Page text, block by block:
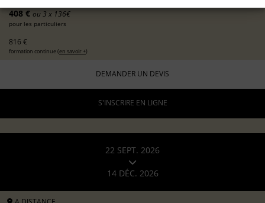
408 € ou 3 x 136€
pour les particuliers
816 €
formation continue (en savoir +)
DEMANDER UN DEVIS
S'INSCRIRE EN LIGNE
22 SEPT. 2026
14 DÉC. 2026